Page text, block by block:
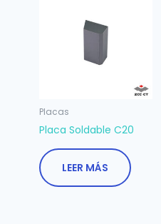
Placas
Placa Soldable C20
LEER MÁS